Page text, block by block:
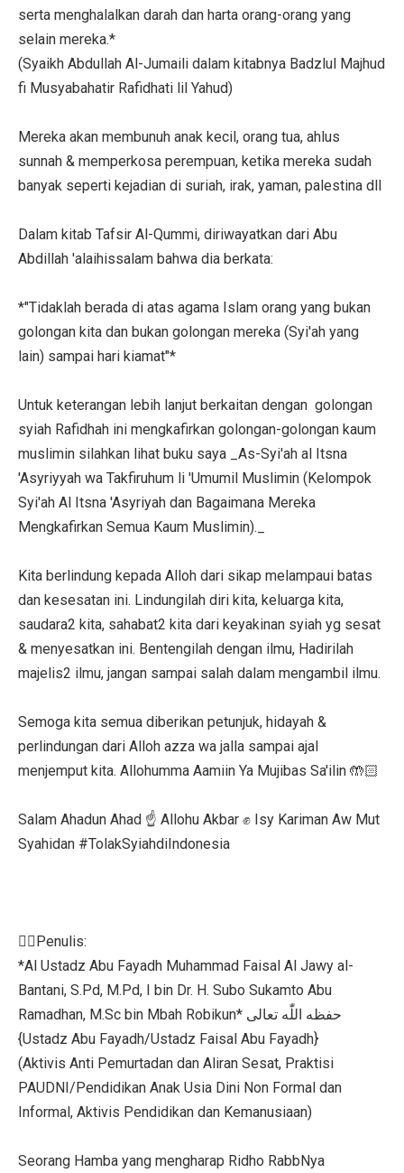
serta menghalalkan darah dan harta orang-orang yang
selain mereka.*
(Syaikh Abdullah Al-Jumaili dalam kitabnya Badzlul Majhud
fi Musyabahatir Rafidhati lil Yahud)
Mereka akan membunuh anak kecil, orang tua, ahlus
sunnah & memperkosa perempuan, ketika mereka sudah
banyak seperti kejadian di suriah, irak, yaman, palestina dll
Dalam kitab Tafsir Al-Qummi, diriwayatkan dari Abu
Abdillah 'alaihissalam bahwa dia berkata:
*"Tidaklah berada di atas agama Islam orang yang bukan
golongan kita dan bukan golongan mereka (Syi'ah yang
lain) sampai hari kiamat"*
Untuk keterangan lebih lanjut berkaitan dengan golongan
syiah Rafidhah ini mengkafirkan golongan-golongan kaum
muslimin silahkan lihat buku saya _As-Syi'ah al Itsna
'Asyriyyah wa Takfiruhum li 'Umumil Muslimin (Kelompok
Syi'ah Al Itsna 'Asyriyah dan Bagaimana Mereka
Mengkafirkan Semua Kaum Muslimin)._
Kita berlindung kepada Alloh dari sikap melampaui batas
dan kesesatan ini. Lindungilah diri kita, keluarga kita,
saudara2 kita, sahabat2 kita dari keyakinan syiah yg sesat
& menyesatkan ini. Bentengilah dengan ilmu, Hadirilah
majelis2 ilmu, jangan sampai salah dalam mengambil ilmu.
Semoga kita semua diberikan petunjuk, hidayah &
perlindungan dari Alloh azza wa jalla sampai ajal
menjemput kita. Allohumma Aamiin Ya Mujibas Sa'ilin 🤲🏻
Salam Ahadun Ahad ☝️ Allohu Akbar ✊ Isy Kariman Aw Mut
Syahidan #TolakSyiahdiIndonesia
✍🏻Penulis:
*Al Ustadz Abu Fayadh Muhammad Faisal Al Jawy al-
Bantani, S.Pd, M.Pd, I bin Dr. H. Subo Sukamto Abu
Ramadhan, M.Sc bin Mbah Robikun* حفظه اللّٰه تعالى
{Ustadz Abu Fayadh/Ustadz Faisal Abu Fayadh}
(Aktivis Anti Pemurtadan dan Aliran Sesat, Praktisi
PAUDNI/Pendidikan Anak Usia Dini Non Formal dan
Informal, Aktivis Pendidikan dan Kemanusiaan)
Seorang Hamba yang mengharap Ridho RabbNya